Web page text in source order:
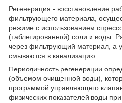
Регенерация - восстановление
фильтрующего материала,
режиме с использованием
(таблетированной) соли и воды.
через фильтрующий материал, а
смываются в канализацию.
Периодичность регенерации
(объемом очищенной воды),
программой управляющего
физических показателей воды